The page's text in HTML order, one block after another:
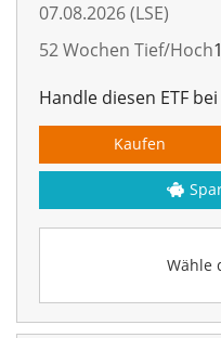
07.08.2026 (LSE)
52 Wochen Tief/Hoch
Handle diesen ETF
Wähle
Kaufen